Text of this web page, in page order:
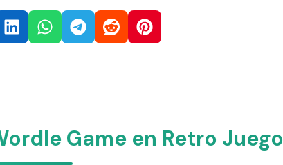
Game en Retro Juego